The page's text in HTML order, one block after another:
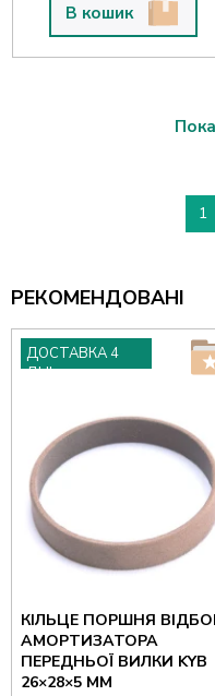
В кошик
1
РЕКОМЕНДОВАНІ
ДОСТАВКА 4
ДНІ
КІЛЬЦЕ ПОРШНЯ
АМОРТИЗАТОРА
ПЕРЕДНЬОЇ ВИЛКИ KYB
26×28×5 ММ